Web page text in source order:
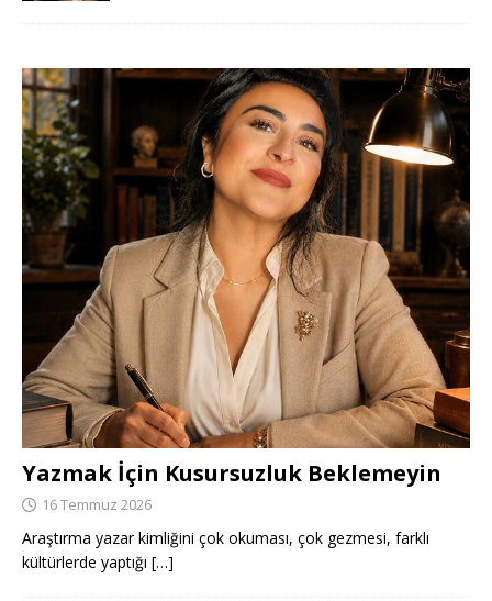
Yazmak İçin Kusursuzluk Beklemeyin
16 Temmuz 2026
Araştırma yazar kimliğini çok okuması, çok gezmesi, farklı
kültürlerde yaptığı […]